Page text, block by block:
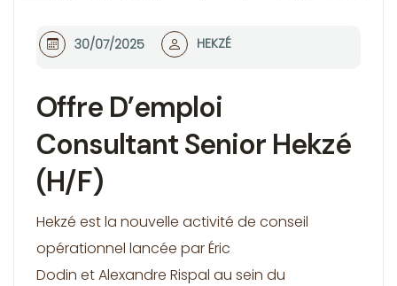
Offre D’emploi
Consultant Senior Hekzé
(H/F)
30/07/2025 HEKZÉ
Hekzé est la nouvelle activité de conseil
opérationnel lancée par Éric
Dodin et Alexandre Rispal au sein du